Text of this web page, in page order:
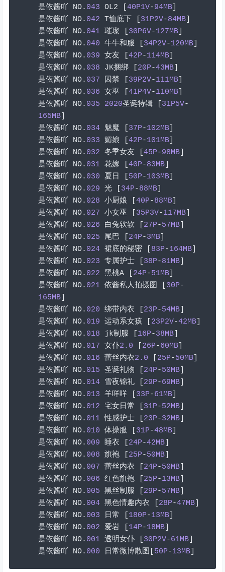
是依酱吖 NO. 043 OL2 40P1V-94MB]
是依酱吖 NO. 042 T恤底下 31P2V-84MB]
是依酱吖 NO. 041 璀璨 30P6V-127MB]
是依酱吖 NO. 040 牛牛和服 34P2V-120MB]
是依酱吖 NO. 039 女友 42P-114MB]
是依酱吖 NO. 038 JK捆绑 20P-43MB]
是依酱吖 NO. 037 囚禁 39P2V-111MB]
是依酱吖 NO. 036 女巫 41P4V-110MB]
是依酱吖 NO. 035 2020圣诞特辑 31P5V-
165MB]
是依酱吖 NO. 034 魅魔 37P-102MB]
是依酱吖 NO. 033 媚娘 42P-101MB]
是依酱吖 NO. 032 冬季女友 45P-98MB]
是依酱吖 NO. 031 花嫁 40P-83MB]
是依酱吖 NO. 030 夏日 50P-103MB]
是依酱吖 NO. 029 光 34P-88MB]
是依酱吖 NO. 028 小厨娘 40P-88MB]
是依酱吖 NO. 027 小女巫 35P3V-117MB]
是依酱吖 NO. 026 白兔软软 27P-57MB]
是依酱吖 NO. 025 尾巴 24P-3MB]
是依酱吖 NO. 024 裙底的秘密 83P-164MB]
是依酱吖 NO. 023 专属护士 38P-81MB]
是依酱吖 NO. 022 黑桃A 24P-51MB]
是依酱吖 NO. 021 依酱私人拍摄图 30P-
165MB]
是依酱吖 NO. 020 绑带内衣 23P-54MB]
是依酱吖 NO. 019 运动系女孩 23P2V-42MB]
是依酱吖 NO. 018 jk制服 16P-38MB]
是依酱吖 NO. 017 女仆2.0 26P-60MB]
是依酱吖 NO. 016 蕾丝内衣2.0 25P-50MB]
是依酱吖 NO. 015 圣诞礼物 24P-50MB]
是依酱吖 NO. 014 雪夜锦礼 29P-69MB]
是依酱吖 NO. 013 羊咩咩 33P-61MB]
是依酱吖 NO. 012 宅女日常 31P-52MB]
是依酱吖 NO. 011 性感护士 23P-32MB]
是依酱吖 NO. 010 体操服 31P-48MB]
是依酱吖 NO. 009 睡衣 24P-42MB]
是依酱吖 NO. 008 旗袍 25P-50MB]
是依酱吖 NO. 007 蕾丝内衣 24P-50MB]
是依酱吖 NO. 006 红色旗袍 25P-13MB]
是依酱吖 NO. 005 黑丝制服 29P-57MB]
是依酱吖 NO. 004 黑色情趣内衣 28P-47MB]
是依酱吖 NO. 003 日常 180P-13MB]
是依酱吖 NO. 002 爱岩 14P-18MB]
是依酱吖 NO. 001 透明女仆 30P2V-61MB]
是依酱吖 NO. 000 日常微博散图[ 50P-13MB]